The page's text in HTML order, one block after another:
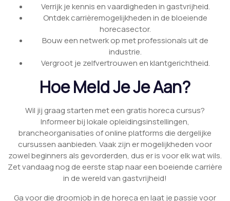
Verrijk je kennis en vaardigheden in gastvrijheid.
Ontdek carrièremogelijkheden in de bloeiende
horecasector.
Bouw een netwerk op met professionals uit de
industrie.
Vergroot je zelfvertrouwen en klantgerichtheid.
Hoe Meld Je Je Aan?
Wil jij graag starten met een gratis horeca cursus?
Informeer bij lokale opleidingsinstellingen,
brancheorganisaties of online platforms die dergelijke
cursussen aanbieden. Vaak zijn er mogelijkheden voor
zowel beginners als gevorderden, dus er is voor elk wat wils.
Zet vandaag nog de eerste stap naar een boeiende carrière
in de wereld van gastvrijheid!
Ga voor die droomjob in de horeca en laat je passie voor